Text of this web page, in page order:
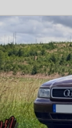
in der Garage